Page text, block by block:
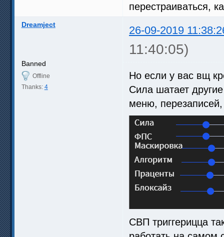
перестраиваться,
Dreamject 26-09-2019
11:40:05)
Banned
Offline
Thanks: 4
Но если у вас вщ
Сила шатает
меню,
СВП триггерицца